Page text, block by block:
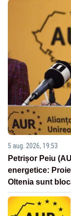
5 aug. 2026, 19:53
Petrișor Peiu
energetice:
Oltenia sunt